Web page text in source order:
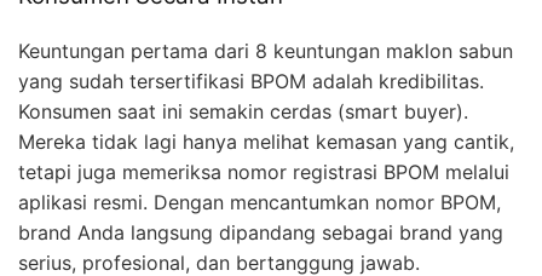
Keuntungan pertama dari 8 keuntungan maklon sabun
yang sudah tersertifikasi BPOM adalah kredibilitas.
Konsumen saat ini semakin cerdas (smart buyer).
Mereka tidak lagi hanya melihat kemasan yang cantik,
tetapi juga memeriksa nomor registrasi BPOM melalui
aplikasi resmi. Dengan mencantumkan nomor BPOM,
brand Anda langsung dipandang sebagai brand yang
serius, profesional, dan bertanggung jawab.